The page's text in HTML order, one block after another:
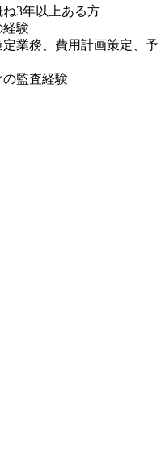
ね3年以上ある方
経験
業務、費用計画策定、予
の監査経験